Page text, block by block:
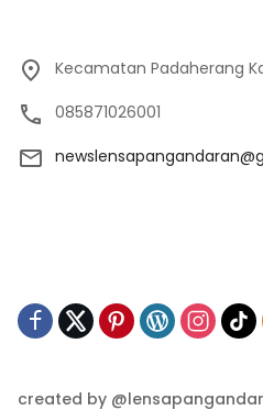
Kecamatan Padaherang
085871026001
created by